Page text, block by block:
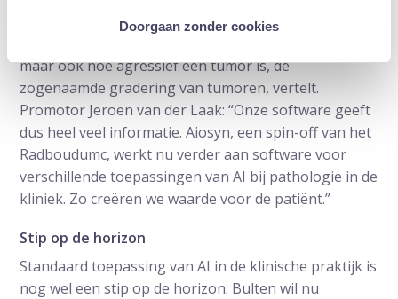
Doorgaan zonder cookies
Volgens de onderzoekers kan hun algoritme niet
maar ook hoe agressief een tumor is, de
zogenaamde gradering van tumoren, vertelt.
Promotor Jeroen van der Laak: “Onze software geeft
dus heel veel informatie. Aiosyn, een spin-off van het
Radboudumc, werkt nu verder aan software voor
verschillende toepassingen van AI bij pathologie in de
kliniek. Zo creëren we waarde voor de patiënt.”
Stip op de horizon
Standaard toepassing van AI in de klinische praktijk is
nog wel een stip op de horizon. Bulten wil nu